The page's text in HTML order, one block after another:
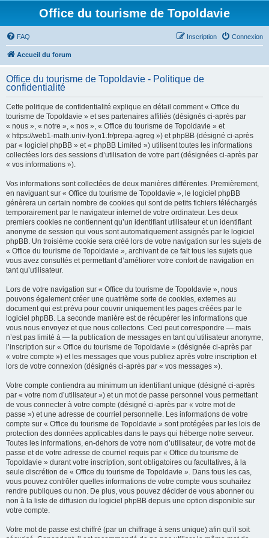
Office du tourisme de Topoldavie
FAQ Connexion
Inscription
Accueil du forum
Office du tourisme de Topoldavie - Politique de
confidentialité
Cette politique de confidentialité explique en détail comment « Office du
tourisme de Topoldavie » et ses partenaires affiliés (désignés ci-après par
« nous », « notre », « nos », « Office du tourisme de Topoldavie » et
« https://web1-math.univ-lyon1.fr/prepa-agreg ») et phpBB (désigné ci-après
par « logiciel phpBB » et « phpBB Limited ») utilisent toutes les informations
collectées lors des sessions d’utilisation de votre part (désignées ci-après par
« vos informations »).
Vos informations sont collectées de deux manières différentes. Premièrement,
en naviguant sur « Office du tourisme de Topoldavie », le logiciel phpBB
génèrera un certain nombre de cookies qui sont de petits fichiers téléchargés
temporairement par le navigateur internet de votre ordinateur. Les deux
premiers cookies ne contiennent qu’un identifiant utilisateur et un identifiant
anonyme de session qui vous sont automatiquement assignés par le logiciel
phpBB. Un troisième cookie sera créé lors de votre navigation sur les sujets de
« Office du tourisme de Topoldavie », archivant de ce fait tous les sujets que
vous avez consultés et permettant d’améliorer votre confort de navigation en
tant qu’utilisateur.
Lors de votre navigation sur « Office du tourisme de Topoldavie », nous
pouvons également créer une quatrième sorte de cookies, externes au
document qui est prévu pour couvrir uniquement les pages créées par le
logiciel phpBB. La seconde manière est de récupérer les informations que
vous nous envoyez et que nous collectons. Ceci peut correspondre — mais
n’est pas limité à — la publication de messages en tant qu’utilisateur anonyme,
l’inscription sur « Office du tourisme de Topoldavie » (désignée ci-après par
« votre compte ») et les messages que vous publiez après votre inscription et
lors de votre connexion (désignés ci-après par « vos messages »).
Votre compte contiendra au minimum un identifiant unique (désigné ci-après
par « votre nom d’utilisateur ») et un mot de passe personnel vous permettant
de vous connecter à votre compte (désigné ci-après par « votre mot de
passe ») et une adresse de courriel personnelle. Les informations de votre
compte sur « Office du tourisme de Topoldavie » sont protégées par les lois de
protection des données applicables dans le pays qui héberge notre serveur.
Toutes les informations, en-dehors de votre nom d’utilisateur, de votre mot de
passe et de votre adresse de courriel requis par « Office du tourisme de
Topoldavie » durant votre inscription, sont obligatoires ou facultatives, à la
seule discrétion de « Office du tourisme de Topoldavie ». Dans tous les cas,
vous pouvez contrôler quelles informations de votre compte vous souhaitez
rendre publiques ou non. De plus, vous pouvez décider de vous abonner ou
non à la liste de diffusion du logiciel phpBB depuis une option disponible sur
votre compte.
Votre mot de passe est chiffré (par un chiffrage à sens unique) afin qu’il soit